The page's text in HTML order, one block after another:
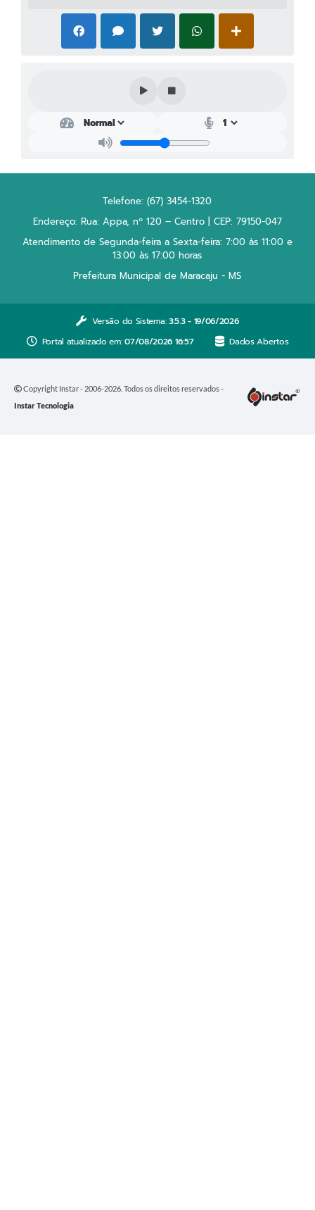
Telefone: (67) 3454-1320
Endereço: Rua: Appa, nº 120 – Centro | CEP: 79150-047
Atendimento de Segunda-feira a Sexta-feira: 7:00 às 11:00 e
13:00 às 17:00 horas
Prefeitura Municipal de Maracaju - MS
Versão do Sistema:3.5.3 - 19/06/2026
Portal atualizado em:07/08/2026 16:57 Dados Abertos
Copyright Instar - 2006-2026. Todos os direitos reservados -
Instar Tecnologia